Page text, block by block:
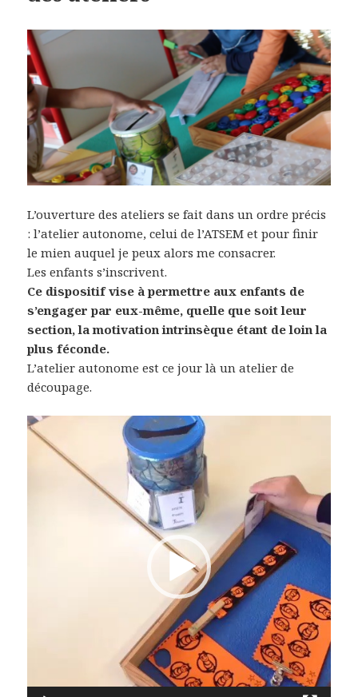
L’ouverture des ateliers se fait dans un ordre précis
: l’atelier autonome, celui de l’ATSEM et pour finir
le mien auquel je peux alors me consacrer.
Les enfants s’inscrivent.
Ce dispositif vise à permettre aux enfants de
s’engager par eux-même, quelle que soit leur
section, la motivation intrinsèque étant de loin la
plus féconde.
L’atelier autonome est ce jour là un atelier de
découpage.
Lecteur
vidéo